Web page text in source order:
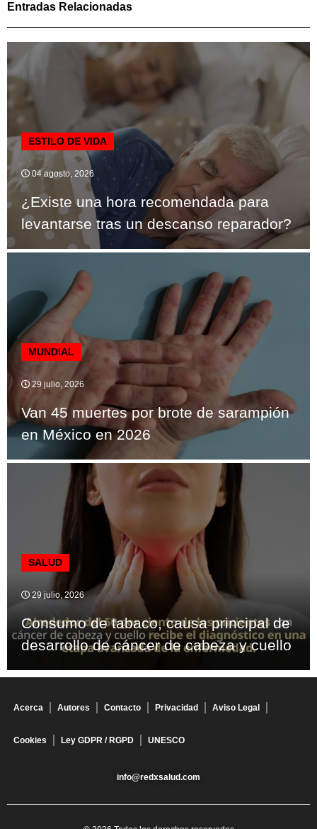
Entradas Relacionadas
ESTILO DE VIDA
04 agosto, 2026
¿Existe una hora recomendada para
levantarse tras un descanso reparador?
MUNDIAL
29 julio, 2026
Van 45 muertes por brote de sarampión
en México en 2026
SALUD
29 julio, 2026
Consumo de tabaco, causa principal de
desarrollo de cáncer de cabeza y cuello
Acerca Autores Contacto Privacidad Aviso Legal
Cookies Ley GDPR / RGPD UNESCO
info@redxsalud.com